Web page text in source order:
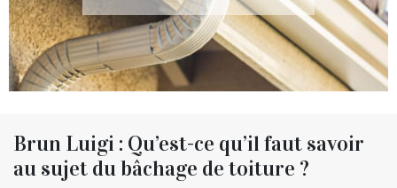
Brun Luigi : Qu’est-ce qu’il faut savoir
au sujet du bâchage de toiture ?